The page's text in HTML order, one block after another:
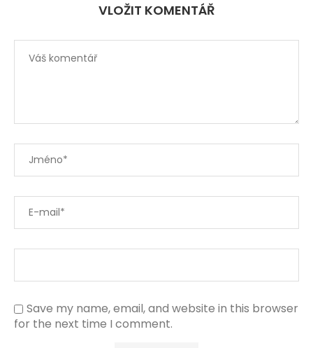
VLOŽIT KOMENTÁŘ
Save my name, email, and website in this browser
for the next time I comment.